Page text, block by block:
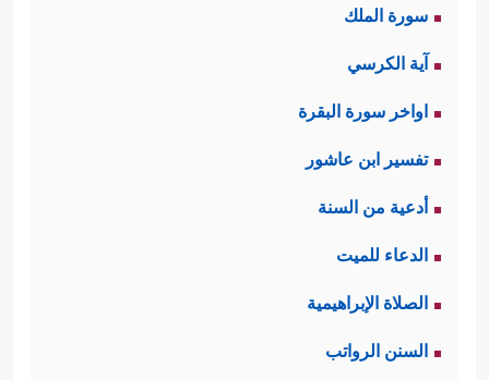
سورة الملك
آية الكرسي
اواخر سورة البقرة
تفسير ابن عاشور
أدعية من السنة
الدعاء للميت
الصلاة الإبراهيمية
السنن الرواتب